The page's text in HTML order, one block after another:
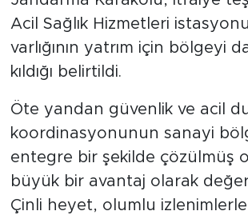
Acil Sağlık Hizmetleri
varlığının yatrım için bölgeyi
kıldığı belirtildi.
Öte yandan güvenlik ve acil
koordinasyonunun sanayi
entegre bir şekilde çözülmüş
büyük bir avantaj olarak
Çinli heyet, olumlu